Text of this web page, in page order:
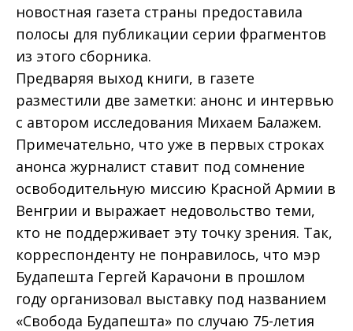
новостная газета страны предоставила
полосы для публикации серии фрагментов
из этого сборника.
Предваряя выход книги, в газете
разместили две заметки: анонс и интервью
с автором исследования Михаем Балажем.
Примечательно, что уже в первых строках
анонса журналист ставит под сомнение
освободительную миссию Красной Армии в
Венгрии и выражает недовольство теми,
кто не поддерживает эту точку зрения. Так,
корреспонденту не понравилось, что мэр
Будапешта Гергей Карачони в прошлом
году организовал выставку под названием
«Свобода Будапешта» по случаю 75-летия